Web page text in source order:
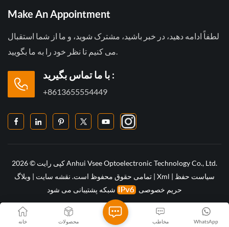
Make An Appointment
لطفاً ادامه دهید، در خبر باشید، مشترک شوید، و ما از شما استقبال
می کنیم تا نظر خود را به ما بگویید.
با ما تماس بگیرید :
+8613655554449
کپی رایت © 2026 Anhui Vsee Optoelectronic Technology Co., Ltd.
تمامی حقوق محفوظ است. نقشه سایت | وبلاگ | Xml | سیاست حفظ
حریم خصوصی
شبکه پشتیبانی می شود
خانه محصولات WhatsApp مخاطب